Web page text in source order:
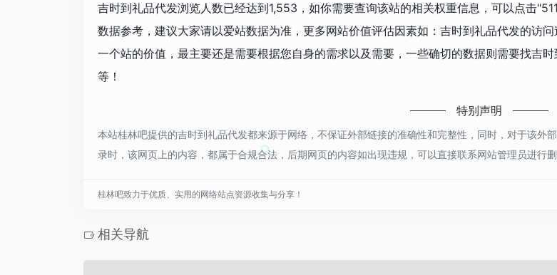
吉时到礼品代发浏览人数已经达到1,553，如你需要查询该站的相关权重信息，可以点击"
数据参考，建议大家请以爱站数据为准，更多网站价值评估因素如：吉时到礼品代发的访
一个站的价值，最主要还是需要根据您自身的需求以及需要，一些确切的数据则需要找吉
等！
特别声明
本站桂林吧提供的吉时到礼品代发都来源于网络，不保证外部链接的准确性和完整性，同时，对于该
录时，该网页上的内容，都属于合规合法，后期网页的内容如出现违规，可以直接联系网站管理员进行
桂林吧致力于优质、实用的网络站点资源收集与分享！
相关导航